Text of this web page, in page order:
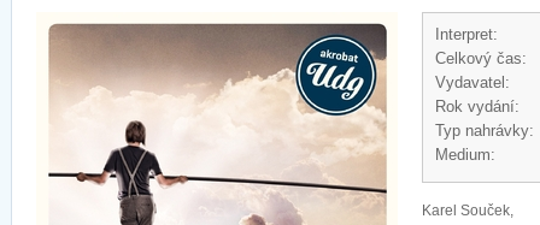
Interpret:
Celkový čas:
Vydavatel:
Rok vydání:
Typ nahrávky:
Medium:
Karel Souček,